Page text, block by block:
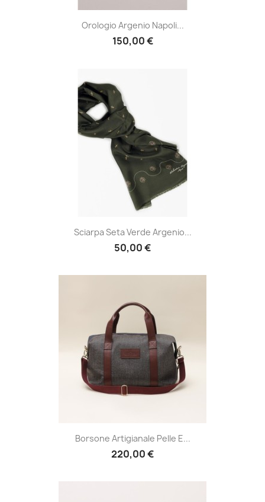
Orologio Argenio Napoli...
150,00 €
Sciarpa Seta Verde Argenio...
50,00 €
Borsone Artigianale Pelle E...
220,00 €